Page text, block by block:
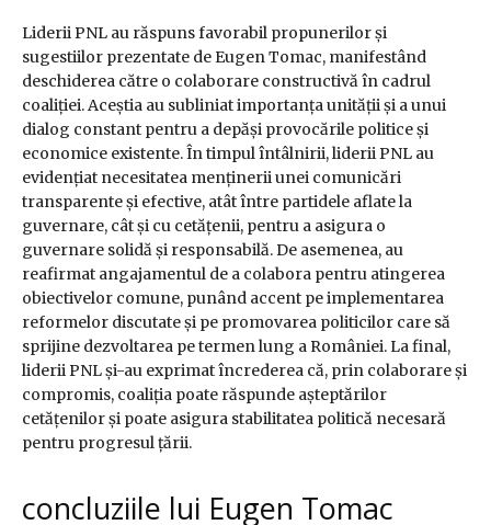
Liderii PNL au răspuns favorabil propunerilor și
sugestiilor prezentate de Eugen Tomac, manifestând
deschiderea către o colaborare constructivă în cadrul
coaliției. Aceștia au subliniat importanța unității și a unui
dialog constant pentru a depăși provocările politice și
economice existente. În timpul întâlnirii, liderii PNL au
evidențiat necesitatea menținerii unei comunicări
transparente și efective, atât între partidele aflate la
guvernare, cât și cu cetățenii, pentru a asigura o
guvernare solidă și responsabilă. De asemenea, au
reafirmat angajamentul de a colabora pentru atingerea
obiectivelor comune, punând accent pe implementarea
reformelor discutate și pe promovarea politicilor care să
sprijine dezvoltarea pe termen lung a României. La final,
liderii PNL și-au exprimat încrederea că, prin colaborare și
compromis, coaliția poate răspunde așteptărilor
cetățenilor și poate asigura stabilitatea politică necesară
pentru progresul țării.
concluziile lui Eugen Tomac